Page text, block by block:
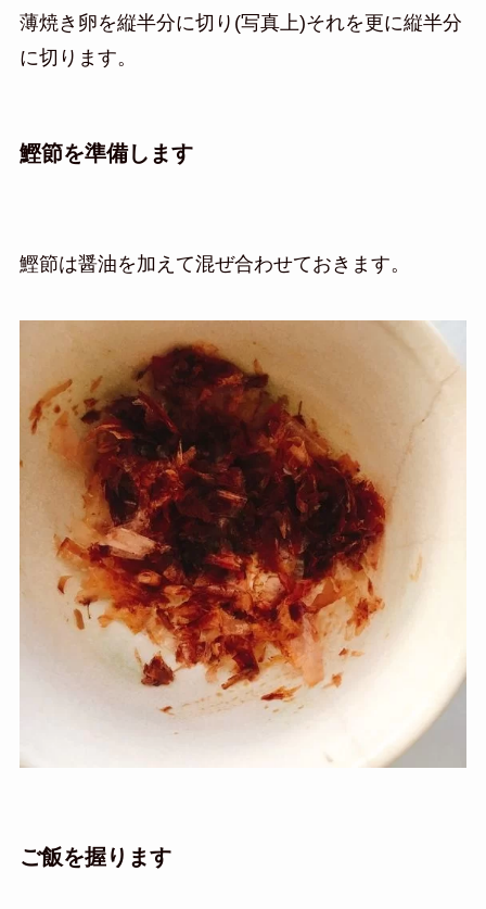
薄焼き卵を縦半分に切り(写真上)それを更に縦半分
に切ります。
鰹節を準備します
鰹節は醤油を加えて混ぜ合わせておきます。
ご飯を握ります